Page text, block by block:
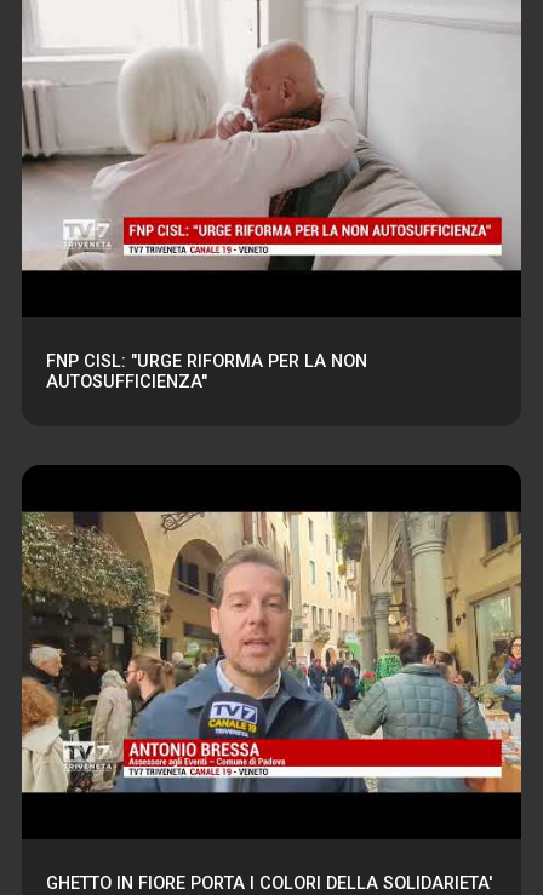
FNP CISL: "URGE RIFORMA PER LA NON
AUTOSUFFICIENZA"
GHETTO IN FIORE PORTA I COLORI DELLA SOLIDARIETA'